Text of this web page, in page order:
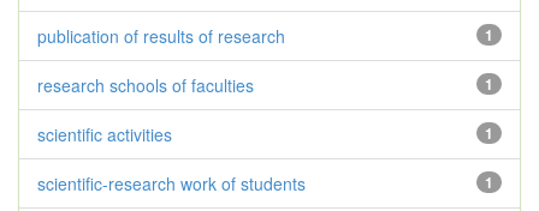
1
publication of results of research
1
research schools of faculties
1
scientific activities
1
scientific-research work of students